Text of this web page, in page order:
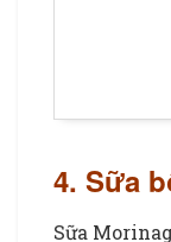
4. Sữa
Sữa